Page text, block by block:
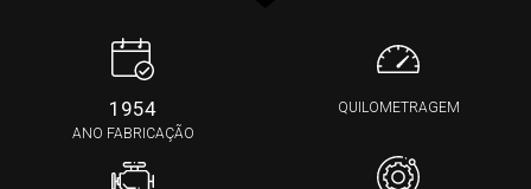
1954
ANO FABRICAÇÃO
QUILOMETRAGEM